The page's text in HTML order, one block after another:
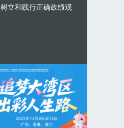
树立和践行正确政绩观